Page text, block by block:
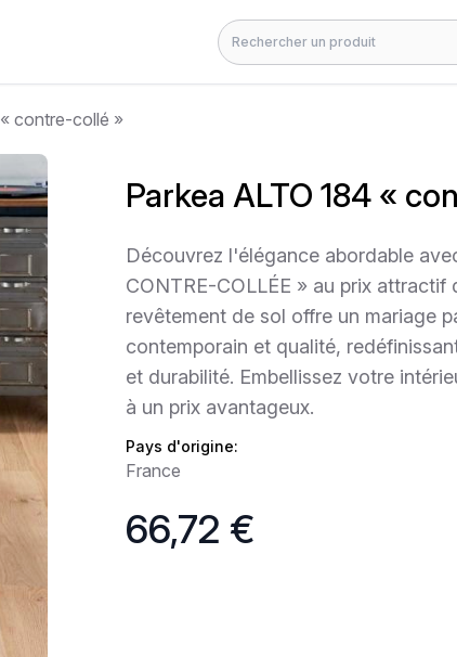
Rechercher
contre-collé »
Parkea ALTO 184 «
Découvrez l'élégance abordable
CONTRE-COLLÉE » au prix attractif
revêtement de sol offre un mariage
contemporain et qualité,
et durabilité. Embellissez votre
à un prix avantageux.
Pays d'origine:
France
66,72 €